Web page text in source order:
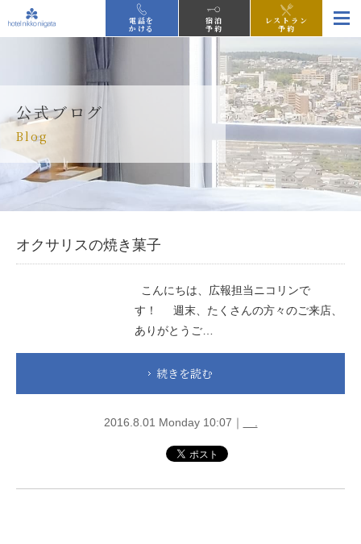
電話を
かける
宿泊
予約
レストラン
予約
公式ブログ
Blog
オクサリスの焼き菓子
こんにちは、広報担当ニコリンで
す！ 週末、たくさんの方々のご来店、
ありがとうご…
続きを読む
2016.8.01 Monday 10:07｜